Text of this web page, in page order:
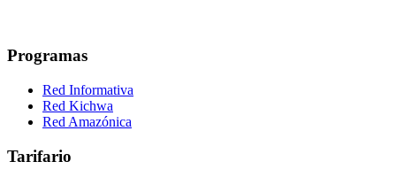
Programas
Red Informativa
Red Kichwa
Red Amazónica
Tarifario